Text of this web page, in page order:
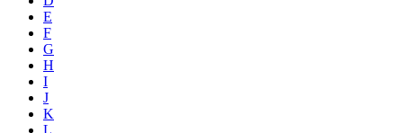
E
F
G
H
I
J
K
L